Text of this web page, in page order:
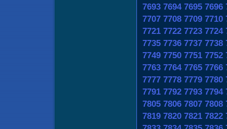
7693 7694 7695 7696
7707 7708 7709 7710
7721 7722 7723 7724
7735 7736 7737 7738
7749 7750 7751 7752
7763 7764 7765 7766
7777 7778 7779 7780
7791 7792 7793 7794
7805 7806 7807 7808
7819 7820 7821 7822